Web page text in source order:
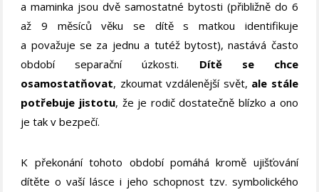
a maminka jsou dvě samostatné bytosti (přibližně do 6
až 9 měsíců věku se dítě s matkou identifikuje
a považuje se za jednu a tutéž bytost), nastává často
období separační úzkosti. Dítě se chce
osamostatňovat, zkoumat vzdálenější svět, ale stále
potřebuje jistotu, že je rodič dostatečně blízko a ono
je tak v bezpečí.
K překonání tohoto období pomáhá kromě ujišťování
dítěte o vaší lásce i jeho schopnost tzv. symbolického